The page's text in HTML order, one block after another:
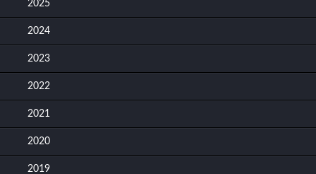
2025
2024
2023
2022
2021
2020
2019